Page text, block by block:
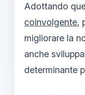
Adottando
coinvolgente,
migliorare la
anche
determinante